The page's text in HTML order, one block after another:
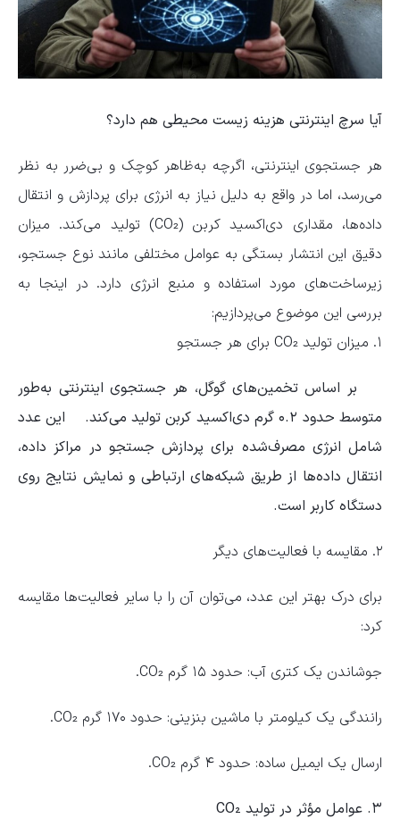
آیا سرچ اینترنتی هزینه زیست محیطی هم دارد؟
هر جستجوی اینترنتی، اگرچه به‌ظاهر کوچک و بی‌ضرر به نظر
می‌رسد، اما در واقع به دلیل نیاز به انرژی برای پردازش و انتقال
داده‌ها، مقداری دی‌اکسید کربن (CO₂) تولید می‌کند. میزان
دقیق این انتشار بستگی به عوامل مختلفی مانند نوع جستجو،
زیرساخت‌های مورد استفاده و منبع انرژی دارد. در اینجا به
بررسی این موضوع می‌پردازیم:
۱. میزان تولید CO₂ برای هر جستجو
بر اساس تخمین‌های گوگل، هر جستجوی اینترنتی به‌طور
متوسط حدود ۰.۲ گرم دی‌اکسید کربن تولید می‌کند. این عدد
شامل انرژی مصرف‌شده برای پردازش جستجو در مراکز داده،
انتقال داده‌ها از طریق شبکه‌های ارتباطی و نمایش نتایج روی
دستگاه کاربر است.
۲. مقایسه با فعالیت‌های دیگر
برای درک بهتر این عدد، می‌توان آن را با سایر فعالیت‌ها مقایسه
کرد:
جوشاندن یک کتری آب: حدود ۱۵ گرم CO₂.
رانندگی یک کیلومتر با ماشین بنزینی: حدود ۱۷۰ گرم CO₂.
ارسال یک ایمیل ساده: حدود ۴ گرم CO₂.
۳. عوامل مؤثر در تولید CO₂